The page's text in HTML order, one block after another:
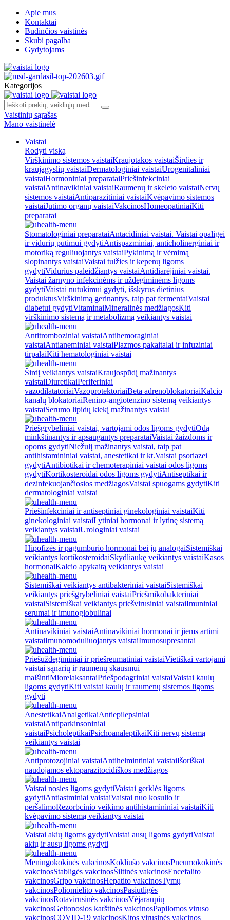
Apie mus
Kontaktai
Budinčios vaistinės
Skubi pagalba
Gydytojams
Kategorijos
Vaistinių sąrašas
Mano vaistinėlė
Vaistai
Rodyti viską
Virškinimo sistemos vaistaiKraujotakos vaistaiŠirdies ir
kraujagyslių vaistaiDermatologiniai vaistaiUrogenitaliniai
vaistaiHormoniniai preparataiPriešinfekciniai
vaistaiAntinavikiniai vaistaiRaumenų ir skeleto vaistaiNervų
sistemos vaistaiAntiparazitiniai vaistaiKvėpavimo sistemos
vaistaiJutimo organų vaistaiVakcinosHomeopatiniaiKiti
preparatai
Stomatologiniai preparataiAntacidiniai vaistai. Vaistai opaligei
ir vidurių pūtimui gydytiAntispazminiai, anticholinerginiai ir
motoriką reguliuojantys vaistaiPykinimą ir vėmimą
slopinantys vaistaiVaistai tulžies ir kepenų ligoms
gydytiVidurius paleidžiantys vaistaiAntidiarėjiniai vaistai.
Vaistai žarnyno infekcinėms ir uždegiminėms ligoms
gydytiVaistai nutukimui gydyti, išskyrus dietinius
produktusVirškinimą gerinantys, taip pat fermentaiVaistai
diabetui gydytiVitaminaiMineralinės medžiagosKiti
virškinimo sistemą ir metabolizmą veikiantys vaistai
Antitromboziniai vaistaiAntihemoraginiai
vaistaiAntianeminiai vaistaiPlazmos pakaitalai ir infuziniai
tirpalaiKiti hematologiniai vaistai
Širdį veikiantys vaistaiKraujospūdį mažinantys
vaistaiDiuretikaiPeriferiniai
vazodilatatoriaiVazoprotektoriaiBeta adrenoblokatoriaiKalcio
kanalų blokatoriaiRenino-angiotenzino sistemą veikiantys
vaistaiSerumo lipidų kiekį mažinantys vaistai
Priešgrybeliniai vaistai, vartojami odos ligoms gydytiOdą
minkštinantys ir apsaugantys preparataiVaistai žaizdoms ir
opoms gydytiNiežulį mažinantys vaistai, taip pat
antihistamininiai vaistai, anestetikai ir kt.Vaistai psoriazei
gydytiAntibiotikai ir chemoterapiniai vaistai odos ligoms
gydytiKortikosteroidai odos ligoms gydytiAntiseptikai ir
dezinfekuojančiosios medžiagosVaistai spuogams gydytiKiti
dermatologiniai vaistai
Priešinfekciniai ir antiseptiniai ginekologiniai vaistaiKiti
ginekologiniai vaistaiLytiniai hormonai ir lytinę sistemą
veikiantys vaistaiUrologiniai vaistai
Hipofizės ir pagumburio hormonai bei jų analogaiSistemiškai
veikiantys kortikosteroidaiSkydliaukę veikiantys vaistaiKasos
hormonaiKalcio apykaitą veikiantys vaistai
Sistemiškai veikiantys antibakteriniai vaistaiSistemiškai
veikiantys priešgrybeliniai vaistaiPriešmikobakteriniai
vaistaiSistemiškai veikiantys priešvirusiniai vaistaiImuniniai
serumai ir imunoglobulinai
Antinavikiniai vaistaiAntinavikiniai hormonai ir jiems artimi
vaistaiImunomoduliuojantys vaistaiImunosupresantai
Priešuždegiminiai ir priešreumatiniai vaistaiVietiškai vartojami
vaistai sąnarių ir raumenų skausmui
malšintiMiorelaksantaiPriešpodagriniai vaistaiVaistai kaulų
ligoms gydytiKiti vaistai kaulų ir raumenų sistemos ligoms
gydyti
AnestetikaiAnalgetikaiAntiepilepsiniai
vaistaiAntiparkinsoniniai
vaistaiPsicholeptikaiPsichoanaleptikaiKiti nervų sistemą
veikiantys vaistai
Antiprotozojiniai vaistaiAntihelmintiniai vaistaiIšoriškai
naudojamos ektoparazitocidiškos medžiagos
Vaistai nosies ligoms gydytiVaistai gerklės ligoms
gydytiAntiastminiai vaistaiVaistai nuo kosulio ir
peršalimoRezorbcinio veikimo antihistamininiai vaistaiKiti
kvėpavimo sistemą veikiantys vaistai
Vaistai akių ligoms gydytiVaistai ausų ligoms gydytiVaistai
akių ir ausų ligoms gydyti
Meningokokinės vakcinosKokliušo vakcinosPneumokokinės
vakcinosStabligės vakcinosŠiltinės vakcinosEncefalito
vakcinosGripo vakcinosHepatito vakcinosTymų
vakcinosPoliomielito vakcinosPasiutligės
vakcinosRotavirusinės vakcinosVėjaraupių
vakcinosGeltonosios karštinės vakcinosPapilomos viruso
vakcinosCOVID-19 vakcinosKitos virusinės vakcinos